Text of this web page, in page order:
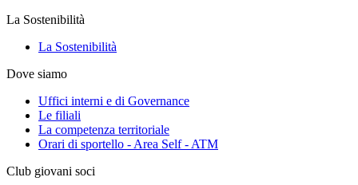
La Sostenibilità
La Sostenibilità
Dove siamo
Uffici interni e di Governance
Le filiali
La competenza territoriale
Orari di sportello - Area Self - ATM
Club giovani soci